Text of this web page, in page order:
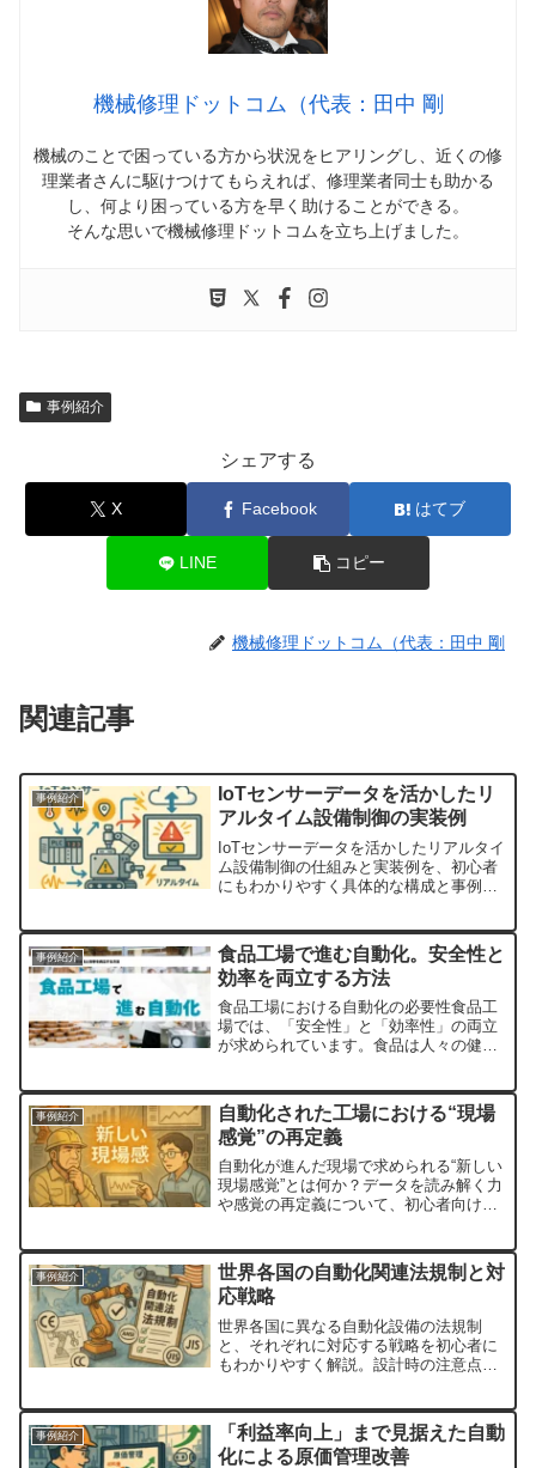
機械修理ドットコム（代表：田中 剛
機械のことで困っている方から状況をヒアリングし、近くの修
理業者さんに駆けつけてもらえれば、修理業者同士も助かる
し、何より困っている方を早く助けることができる。
そんな思いで機械修理ドットコムを立ち上げました。
事例紹介
シェアする
X Facebook はてブ
LINE コピー
機械修理ドットコム（代表：田中 剛
関連記事
事例紹介
IoTセンサーデータを活かしたリ
アルタイム設備制御の実装例
IoTセンサーデータを活かしたリアルタイ
ム設備制御の仕組みと実装例を、初心者
にもわかりやすく具体的な構成と事例で
事例紹介
食品工場で進む自動化。安全性と
効率を両立する方法
食品工場における自動化の必要性食品工
場では、「安全性」と「効率性」の両立
が求められています。食品は人々の健康
スト削減の課題も抱えています。そこ
で、注目されているのが「工...
事例紹介
自動化された工場における“現場
感覚”の再定義
自動化が進んだ現場で求められる“新しい
現場感覚”とは何か？データを読み解く力
や感覚の再定義について、初心者向けに
事例紹介
世界各国の自動化関連法規制と対
応戦略
世界各国に異なる自動化設備の法規制
と、それぞれに対応する戦略を初心者に
もわかりやすく解説。設計時の注意点も
事例紹介
「利益率向上」まで見据えた自動
化による原価管理改善